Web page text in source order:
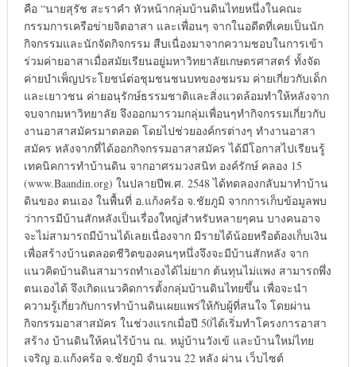
คือ “นายสุรัช สะราคำ หัวหน้ากลุ่มบ้านดินไทยหนึ่งในคณะ
กรรมการเครือข่ายจิตอาสา และเพื่อนๆ จากในอดีตที่เคยเป็นนัก
กิจกรรมและนักจัดกิจกรรม สืบเนื่องมาจากความชอบในการเข้า
ร่วมค่ายอาสาเมื่อสมัยเรียนอยู่มหาวิทยาลัยเกษตรศาสตร์ ทั้งจัด
ค่ายบำเพ็ญประโยชน์ต่อชุมชนชนบทของชมรม ค่ายเกี่ยวกับเด็ก
และเยาวชน ค่ายอนุรักษ์ธรรมชาติและสิ่งแวดล้อมทำให้หลังจาก
จบจากมหาวิทยาลัย จึงออกมารวมกลุ่มเพื่อนๆทำกิจกรรมเกี่ยวกับ
งานอาสาสมัครมาตลอด โดยไปช่วยองค์กรต่างๆ ทำงานอาสา
สมัคร หลังจากที่ได้ออกกิจกรรมอาสาสมัคร ได้มีโอกาสไปเรียนรู้
เทคนิคการทำบ้านดิน จากอาศรมวงสนิท องค์รักษ์ คลอง 15
(www.Baandin.org) ในปลายปีพ.ศ. 2548 ได้ทดลองกลับมาทำบ้าน
ดินของ ตนเอง ในพื้นที่ อ.แก้งคร้อ จ.ชัยภูมิ จากการเก็บข้อมูลพบ
ว่าการมีบ้านสักหลังเป็นเรื่องใหญ่สำหรับหลายๆคน บางคนอาจ
จะไม่สามารถมีบ้านได้เลยเนื่องจาก มีรายได้น้อยหรือต้องเก็บเงิน
เพื่อสร้างบ้านตลอดชีวิตของคนๆหนึ่งจึงจะมีบ้านสักหลัง จาก
แนวคิดบ้านดินสามารถทำเองได้ไม่ยาก ต้นทุนไม่แพง สามารถพึ่ง
ตนเองได้ จึงเกิดแนวคิดการตั้งกลุ่มบ้านดินไทยขึ้น เพื่อจะนำ
ความรู้เกี่ยวกับการทำบ้านดินเผยแพร่ให้กับผู้ที่สนใจ โดยผ่าน
กิจกรรมอาสาสมัคร ในช่วงแรกเมื่อปี 50ได้เริ่มทำโครงการอาสา
สร้าง บ้านดินให้คนไร้บ้าน ณ. หมู่บ้านวังเข้ และบ้านใหม่ไทย
เจริญ อ.แก้งคร้อ จ.ชัยภูมิ จำนวน 22 หลัง ผ่าน เว็บไซต์